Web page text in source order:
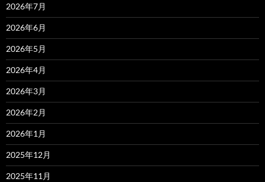
2026年7月
2026年6月
2026年5月
2026年4月
2026年3月
2026年2月
2026年1月
2025年12月
2025年11月